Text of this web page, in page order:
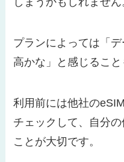
プランによっては「
高かな」と感じること
利用前には他社の
チェックして、自分
ことが大切です。